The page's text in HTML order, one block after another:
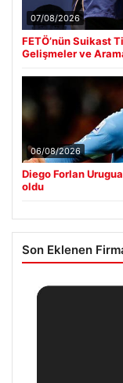
07/08/2026
FETÖ’nün Suikast
Gelişmeler ve
06/08/2026
Diego Forlan
oldu
Son Eklenen